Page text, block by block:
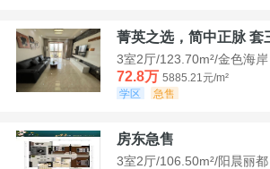
菁英之选，简中正脉 套
3室2厅/123.70m²/金色海岸
72.8万 5885.21元/m²
学区
急售
房东急售
3室2厅/106.50m²/阳晨丽都